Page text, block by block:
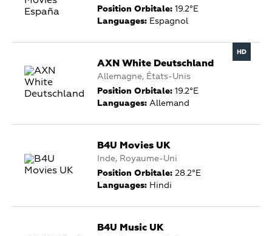
Position Orbitale: 19.2°E
Languages: Espagnol
AXN White Deutschland
Allemagne, États-Unis
Position Orbitale: 19.2°E
Languages: Allemand
B4U Movies UK
Inde, Royaume-Uni
Position Orbitale: 28.2°E
Languages: Hindi
B4U Music UK